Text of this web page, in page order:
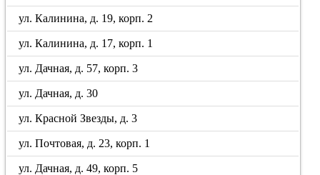
ул. Калинина, д. 19, корп. 2
ул. Калинина, д. 17, корп. 1
ул. Дачная, д. 57, корп. 3
ул. Дачная, д. 30
ул. Красной Звезды, д. 3
ул. Почтовая, д. 23, корп. 1
ул. Дачная, д. 49, корп. 5